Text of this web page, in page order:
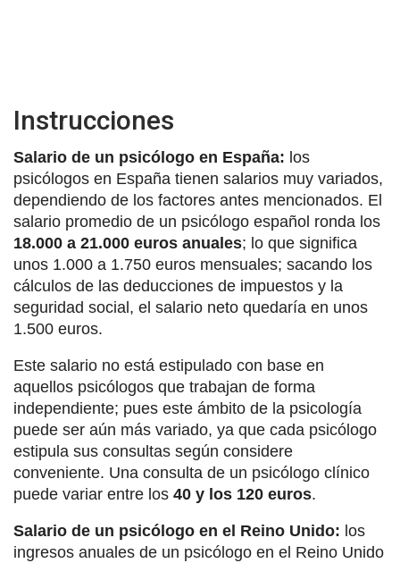
Instrucciones
Salario de un psicólogo en España: los
psicólogos en España tienen salarios muy variados,
dependiendo de los factores antes mencionados. El
salario promedio de un psicólogo español ronda los
18.000 a 21.000 euros anuales; lo que significa
unos 1.000 a 1.750 euros mensuales; sacando los
cálculos de las deducciones de impuestos y la
seguridad social, el salario neto quedaría en unos
1.500 euros.
Este salario no está estipulado con base en
aquellos psicólogos que trabajan de forma
independiente; pues este ámbito de la psicología
puede ser aún más variado, ya que cada psicólogo
estipula sus consultas según considere
conveniente. Una consulta de un psicólogo clínico
puede variar entre los 40 y los 120 euros.
Salario de un psicólogo en el Reino Unido: los
ingresos anuales de un psicólogo en el Reino Unido